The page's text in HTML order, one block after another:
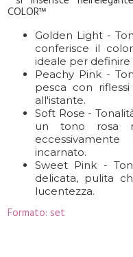
COLOR™
Golden Light -
conferisce il
ideale per
Peachy Pink -
pesca con
all'istante.
Soft Rose -
un tono rosa
incarnato.
Sweet Pink -
delicata, pulita
lucentezza.
Formato: set